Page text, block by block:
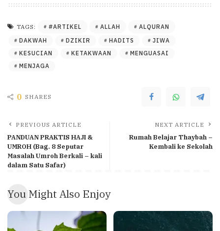
TAGS: #ARTIKEL ALLAH
ALQURAN
DAKWAH
DZIKIR HADITS
JIWA
KESUCIAN
KETAKWAAN
MENGUASAI
MENJAGA
0 SHARES
PREVIOUS ARTICLE
PANDUAN PRAKTIS HAJI &
UMROH (Bag. 8 Seputar
Masalah Umroh Berkali – kali
dalam Satu Safar)
NEXT ARTICLE
Rumah Belajar Thaybah –
Kembali ke Sekolah
You Might Also Enjoy